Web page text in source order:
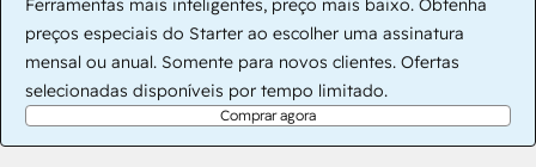
Ferramentas mais inteligentes, preço mais baixo. Obtenha
preços especiais do Starter ao escolher uma assinatura
mensal ou anual. Somente para novos clientes. Ofertas
selecionadas disponíveis por tempo limitado.
Comprar agora